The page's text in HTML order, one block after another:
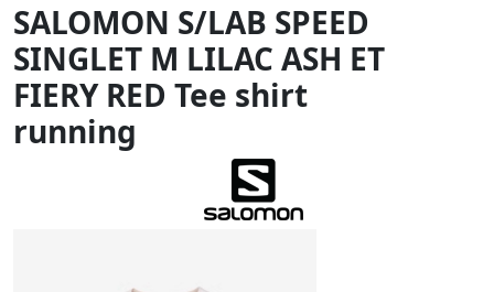
SALOMON S/LAB SPEED
SINGLET M LILAC ASH ET
FIERY RED Tee shirt
running